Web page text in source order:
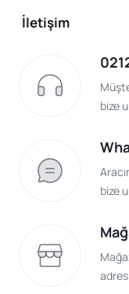
İletişim
bize
bize